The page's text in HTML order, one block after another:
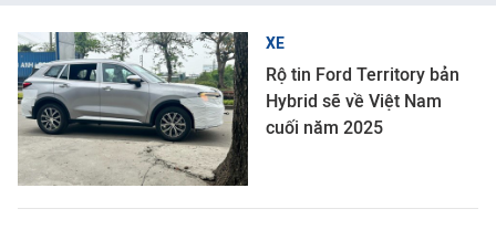
XE
Rộ tin Ford Territory bản
Hybrid sẽ về Việt Nam
cuối năm 2025